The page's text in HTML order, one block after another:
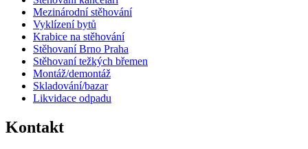
Mezinárodní stěhování
Vyklízení bytů
Krabice na stěhování
Stěhovaní Brno Praha
Stěhovaní težkých břemen
Montáž/demontáž
Skladování/bazar
Likvidace odpadu
Kontakt